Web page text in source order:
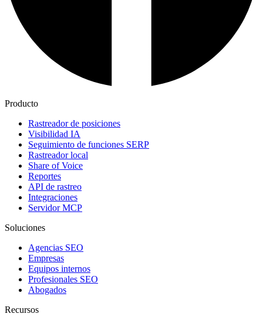
Producto
Rastreador de posiciones
Visibilidad IA
Seguimiento de funciones SERP
Rastreador local
Share of Voice
Reportes
API de rastreo
Integraciones
Servidor MCP
Soluciones
Agencias SEO
Empresas
Equipos internos
Profesionales SEO
Abogados
Recursos